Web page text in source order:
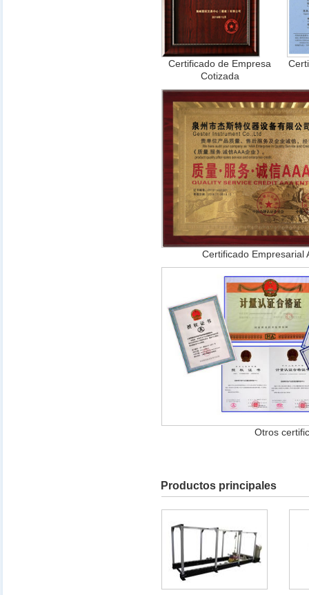
Certificado de Empresa
Cotizada
Certificado Empresarial
Otros
Productos principales